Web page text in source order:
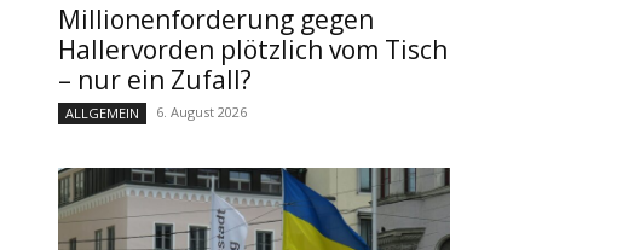
Millionenforderung gegen
Hallervorden plötzlich vom Tisch
– nur ein Zufall?
ALLGEMEIN 6. August 2026